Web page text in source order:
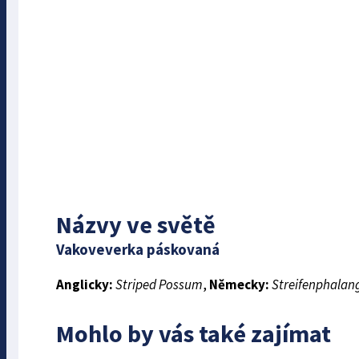
Názvy ve světě
Vakoveverka páskovaná
Anglicky:Striped Possum, Německy:
Mohlo by vás také zajímat